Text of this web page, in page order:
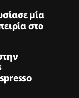
μία
στο